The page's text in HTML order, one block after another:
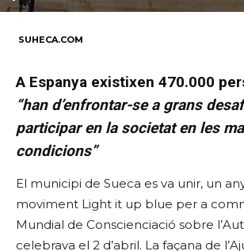
SUHECA.COM
A Espanya existixen 470.000
“han d’enfrontar-se a grans
participar en la societat en les
condicions”
El municipi de Sueca es va unir, un
moviment Light it up blue per a
Mundial de Conscienciació sobre
celebrava el 2 d’abril. La façana de